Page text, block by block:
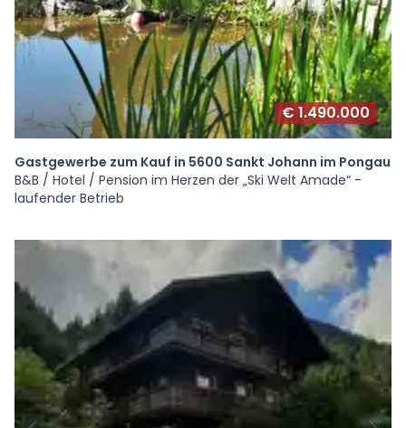
€ 1.490.000
Gastgewerbe zum Kauf in 5600 Sankt Johann im Pongau
B&B / Hotel / Pension im Herzen der „Ski Welt Amade“ -
laufender Betrieb